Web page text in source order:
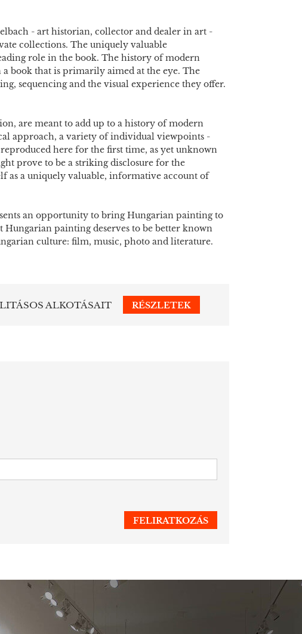
- art historian, collector and dealer in art -
collections. The uniquely valuable
role in the book. The history of modern
book that is primarily aimed at the eye. The
sequencing and the visual experience they offer.
are meant to add up to a history of modern
approach, a variety of individual viewpoints -
here for the first time, as yet unknown
prove to be a striking disclosure for the
as a uniquely valuable, informative account of
an opportunity to bring Hungarian painting to
painting deserves to be better known
culture: film, music, photo and literature.
ALKOTÁSAIT RÉSZLETEK